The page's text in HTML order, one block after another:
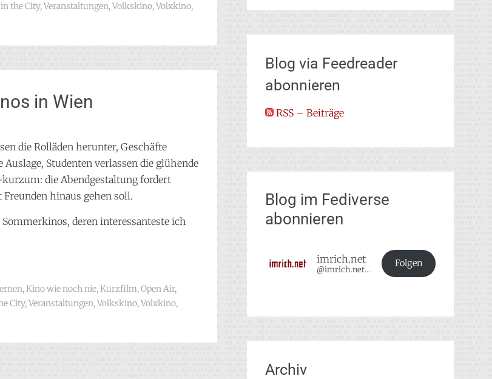
the City,Veranstaltungen,Volkskino,Volxkino,
in Wien
die Rolläden herunter, Geschäfte
Studenten verlassen die glühende
die Abendgestaltung fordert
hinaus gehen soll.
deren interessanteste ich
,Kino wie noch nie,Kurzfilm,Open Air,
City,Veranstaltungen,Volkskino,Volxkino,
Blog via Feedreader
abonnieren
RSS – Beiträge
Blog im Fediverse
abonnieren
imrich.net
@imrich.net@imrich.net
Folgen
Archiv